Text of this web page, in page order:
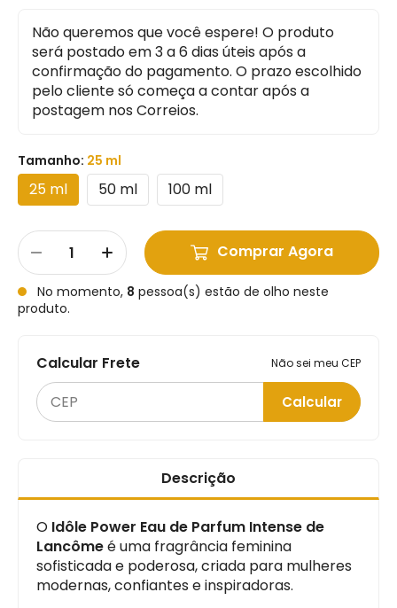
Não queremos que você espere! O produto
será postado em 3 a 6 dias úteis após a
confirmação do pagamento. O prazo escolhido
pelo cliente só começa a contar após a
postagem nos Correios.
Tamanho: 25 ml
25 ml 50 ml 100 ml
Comprar Agora
No momento, 8 pessoa(s) estão de olho neste
produto.
Calcular Frete Não sei meu CEP
Calcular
Descrição
O Idôle Power Eau de Parfum Intense de
Lancômeé uma fragrância feminina
sofisticada e poderosa, criada para mulheres
modernas, confiantes e inspiradoras.